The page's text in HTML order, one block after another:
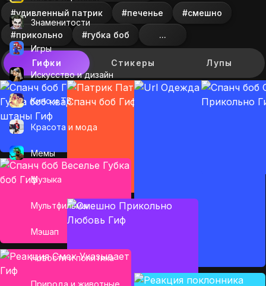
Знаменитости
Игры
Искусcтво и дизайн
Кино и ТВ
Красота и мода
Мемы
Музыка
Мультфильмы
Мэшап
Новости и политика
Природа и животные
#удивленный патрик #печенье #смешно
#прикольно #губка боб ...
Гифки Стикеры Лупы